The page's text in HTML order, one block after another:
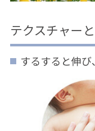
テクスチャー
するすると伸